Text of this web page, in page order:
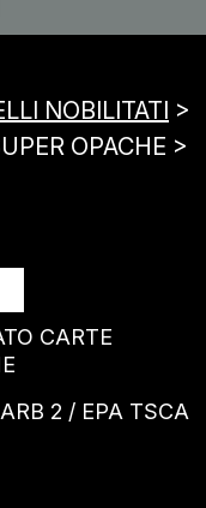
NOBILITATI >
OPACHE >
CARTE
2 / EPA TSCA